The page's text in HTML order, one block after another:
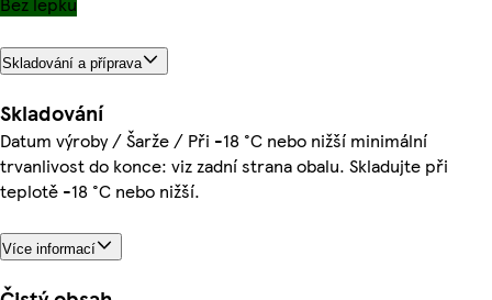
Skladování a příprava
Skladování
Datum výroby / Šarže / Při -18 °C nebo nižší minimální
trvanlivost do konce: viz zadní strana obalu. Skladujte při
teplotě -18 °C nebo nižší.
Více informací